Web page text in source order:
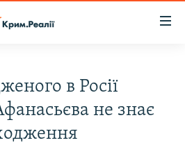
в Росії
не знає